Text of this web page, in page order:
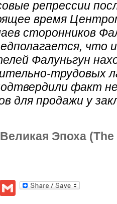
репрессии
время
сторонников
что
Фалуньгун
трудовых
факт
для продажи у
Великая Эпоха
WordPress
Gmail